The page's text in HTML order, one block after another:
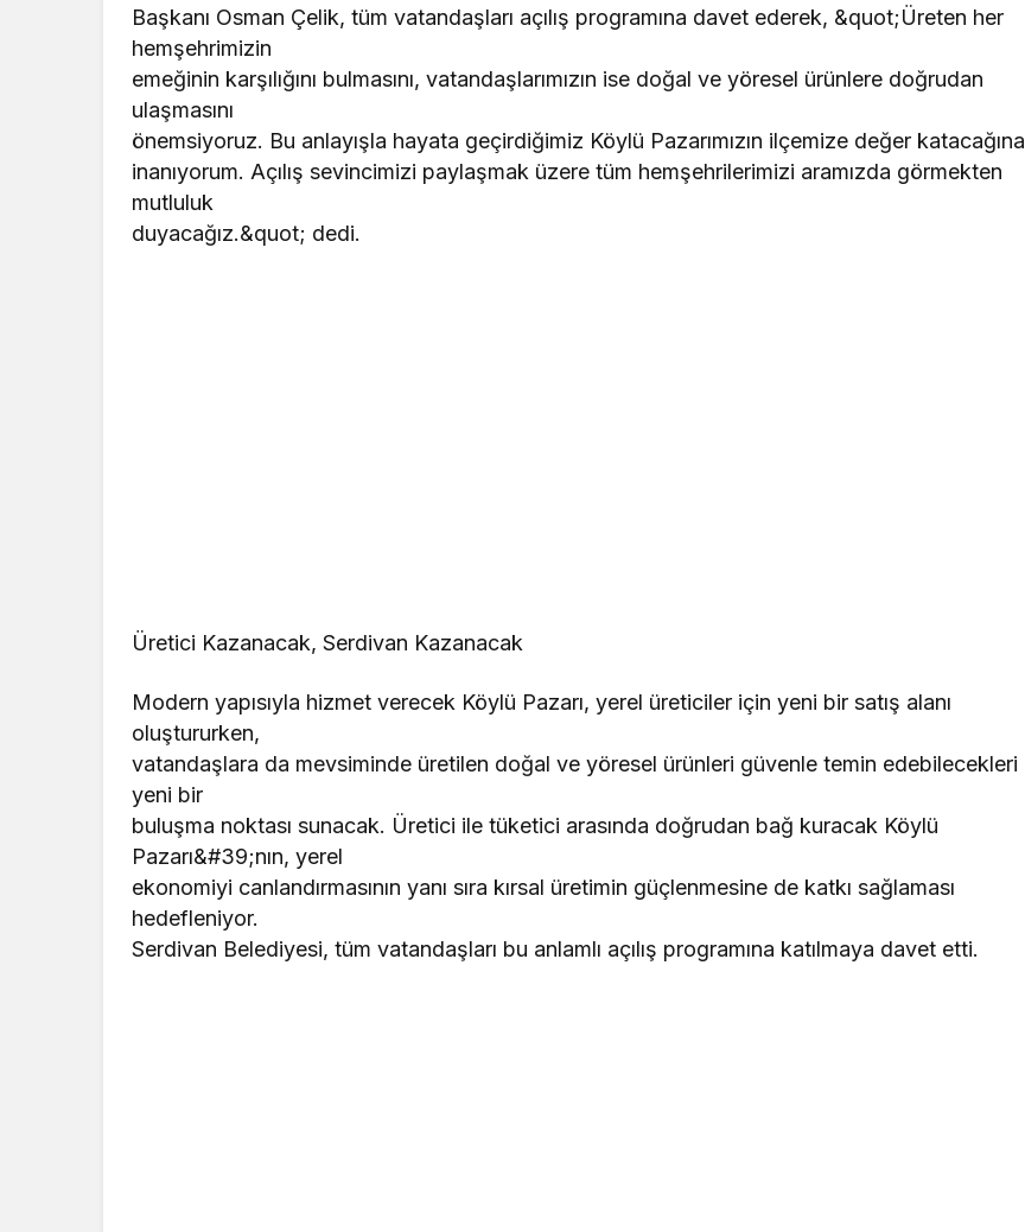
Başkanı Osman Çelik, tüm vatandaşları açılış programına davet ederek, &quot;Üreten her
hemşehrimizin
emeğinin karşılığını bulmasını, vatandaşlarımızın ise doğal ve yöresel ürünlere doğrudan
ulaşmasını
önemsiyoruz. Bu anlayışla hayata geçirdiğimiz Köylü Pazarımızın ilçemize değer katacağına
inanıyorum. Açılış sevincimizi paylaşmak üzere tüm hemşehrilerimizi aramızda görmekten
mutluluk
duyacağız.&quot; dedi.
Üretici Kazanacak, Serdivan Kazanacak
Modern yapısıyla hizmet verecek Köylü Pazarı, yerel üreticiler için yeni bir satış alanı
oluştururken,
vatandaşlara da mevsiminde üretilen doğal ve yöresel ürünleri güvenle temin edebilecekleri
yeni bir
buluşma noktası sunacak. Üretici ile tüketici arasında doğrudan bağ kuracak Köylü
Pazarı&#39;nın, yerel
ekonomiyi canlandırmasının yanı sıra kırsal üretimin güçlenmesine de katkı sağlaması
hedefleniyor.
Serdivan Belediyesi, tüm vatandaşları bu anlamlı açılış programına katılmaya davet etti.